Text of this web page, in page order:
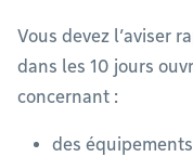
Vous devez l’aviser
dans les 10 jours
concernant :
des